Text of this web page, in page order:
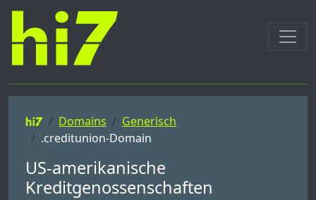
Domains
Generisch
.creditunion-Domain
US-amerikanische
Kreditgenossenschaften